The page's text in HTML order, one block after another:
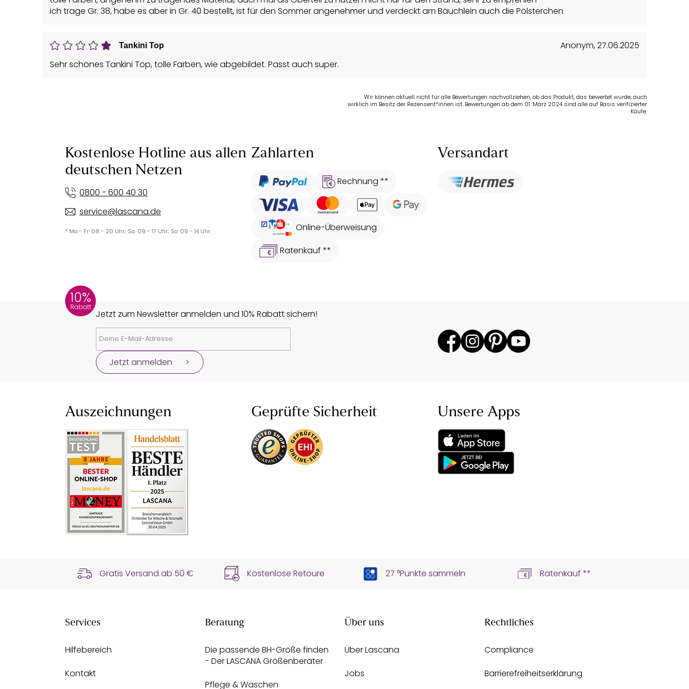
ich trage Gr. 38, habe es aber in Gr. 40 bestellt, ist für den Sommer angenehmer und verdeckt am Bäuchlein auch die Pölsterchen
Tankini Top Anonym,27.06.2025
Sehr schönes Tankini Top, tolle Farben, wie abgebildet. Passt auch super.
Wir können aktuell nicht für alle Bewertungen nachvollziehen, ob das Produkt, das bewertet wurde, auch
wirklich im Besitz der Rezensent*innen ist. Bewertungen ab dem 01. März 2024 sind alle auf Basis verifizierter
Käufe.
Kostenlose Hotline aus allen
deutschen Netzen
0800 - 600 40 30
service@lascana.de
* Mo - Fr: 08 - 20 Uhr; Sa: 09 - 17 Uhr; So: 09 - 14 Uhr.
Zahlarten
Rechnung **
Online-Überweisung
Ratenkauf **
Versandart
10%
Rabatt
Jetzt zum Newsletter anmelden und 10% Rabatt sichern!
Jetzt anmelden
Auszeichnungen Geprüfte Sicherheit Unsere Apps
Gratis Versand ab 50 € Kostenlose Retoure 27 °Punkte sammeln Ratenkauf **
Services
Hilfebereich
Kontakt
Beratung
Die passende BH-Größe finden
- Der LASCANA Größenberater
Pflege & Waschen
Über uns
Über Lascana
Jobs
Rechtliches
Compliance
Barrierefreiheitserklärung